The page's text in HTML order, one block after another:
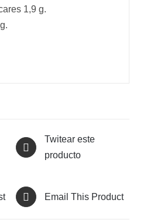
1,9 g.
Twitear este
producto
Email This Product